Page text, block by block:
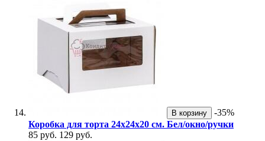
В корзину
-35%
Коробка для торта 24х24х20 см. Бел/окно/ручки
85 руб. 129 руб.